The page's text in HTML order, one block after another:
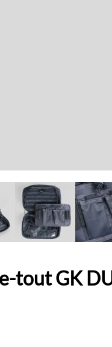
tout GK